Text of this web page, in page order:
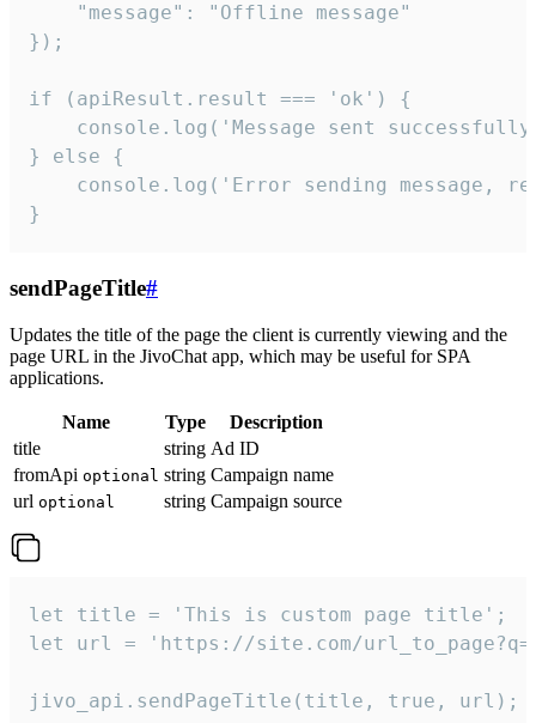
    "message": "Offline message"
});
if (apiResult.result === 'ok') {
console.log('Message sent
} else {
console.log('Error sending message,
}
sendPageTitle#
Updates the title of the page the client is currently viewing and the
page URL in the JivoChat app, which may be useful for SPA
applications.
Name Type
Description
title
string Ad ID
fromApi optional string Campaign name
url optional string Campaign source
let title = 'This is custom page title';
let url = 'https://site.com/
jivo_api.sendPageTitle(title, true, url);